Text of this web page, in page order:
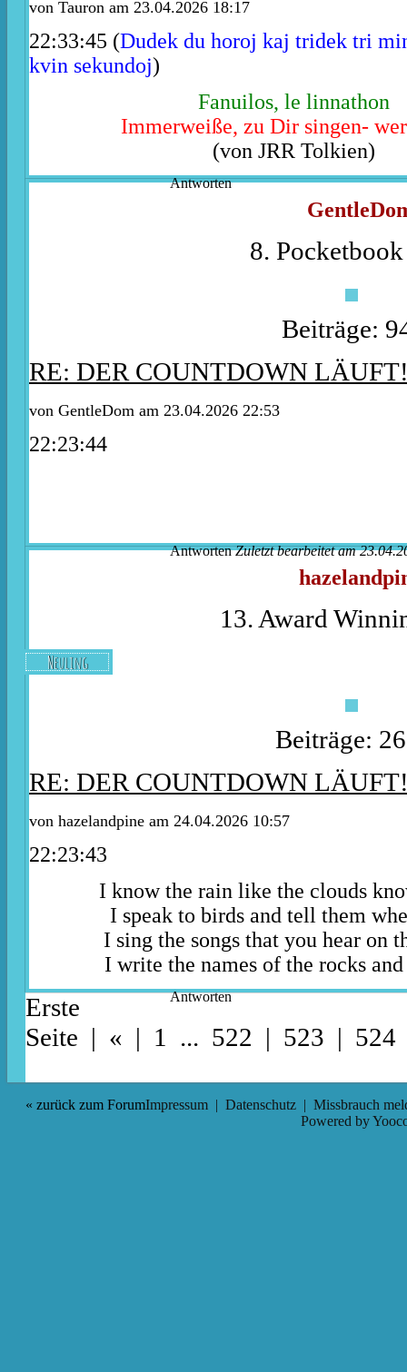
von Tauron am 23.04.2026 18:17
22:33:45 (Dudek du horoj kaj tridek tri
kvin sekundoj)
Fanuilos, le linnathon
Immerweiße, zu Dir singen-
(von JRR Tolkien)
Antworten
8.
Beiträge:
RE: DER COUNTDOWN
von GentleDom am 23.04.2026 22:53
22:23:44
Antworten Zuletzt bearbeitet am
13. Award
Neuling
Beiträge:
RE: DER COUNTDOWN
von hazelandpine am 24.04.2026 10:57
22:23:43
I know the rain like the clouds
I speak to birds and tell them
I sing the songs that you hear on
I write the names of the rocks
Antworten
Erste
Seite | « | 1 ... 522 | 523 |
« zurück zum ForumImpressum | Datenschutz | Missbrauch
Powered by